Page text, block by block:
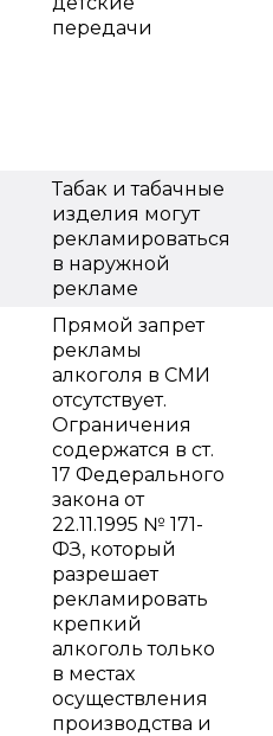
передачи
Табак и табачные
изделия могут
рекламироваться
в наружной
рекламе
Прямой запрет
рекламы
алкоголя в СМИ
отсутствует.
Ограничения
содержатся в ст.
17 Федерального
закона от
22.11.1995 № 171-
ФЗ, который
разрешает
рекламировать
крепкий
алкоголь только
в местах
осуществления
производства и